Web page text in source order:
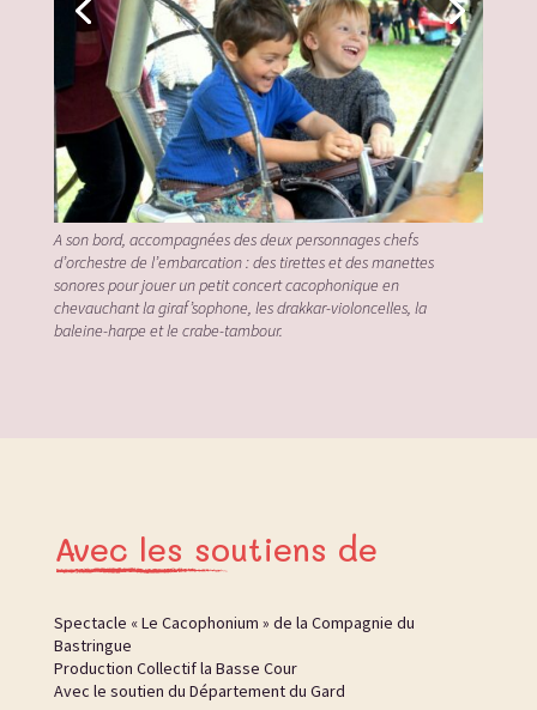
A son bord, accompagnées des deux personnages chefs
d’orchestre de l’embarcation : des tirettes et des manettes
sonores pour jouer un petit concert cacophonique en
chevauchant la giraf’sophone, les drakkar-violoncelles, la
baleine-harpe et le crabe-tambour.
Avec les soutiens de
Spectacle « Le Cacophonium » de la Compagnie du
Bastringue
Production Collectif la Basse Cour
Avec le soutien du Département du Gard